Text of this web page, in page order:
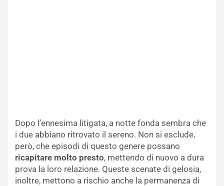
Dopo l’ennesima litigata, a notte fonda sembra che
i due abbiano ritrovato il sereno. Non si esclude,
però, che episodi di questo genere possano
ricapitare molto presto, mettendo di nuovo a dura
prova la loro relazione. Queste scenate di gelosia,
inoltre, mettono a rischio anche la permanenza di